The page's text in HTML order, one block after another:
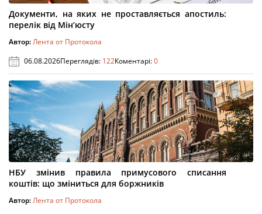
Документи, на яких не проставляється апостиль:
перелік від Мін’юсту
Автор:Лента от Протокола
06.08.2026Переглядів: 122Коментарі:0
НБУ змінив правила примусового списання
коштів: що зміниться для боржників
Автор:Лента от Протокола